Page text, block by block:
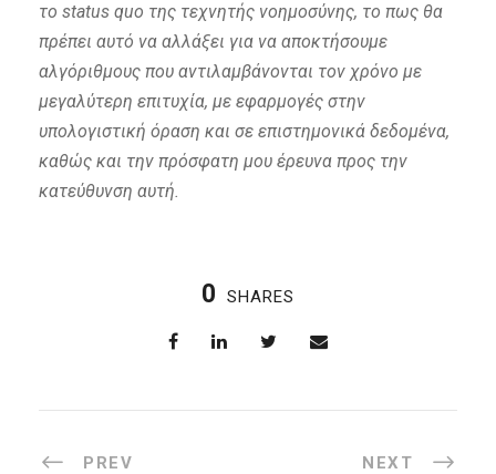
το status quo της τεχνητής νοημοσύνης, το πως θα
πρέπει αυτό να αλλάξει για να αποκτήσουμε
αλγόριθμους που αντιλαμβάνονται τον χρόνο με
μεγαλύτερη επιτυχία, με εφαρμογές στην
υπολογιστική όραση και σε επιστημονικά δεδομένα,
καθώς και την πρόσφατη μου έρευνα προς την
κατεύθυνση αυτή.
0 SHARES
PREV NEXT